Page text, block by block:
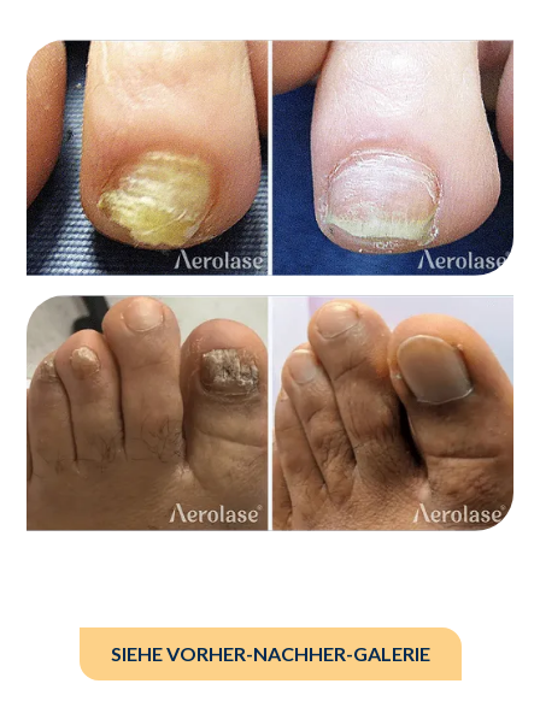
SIEHE VORHER-NACHHER-GALERIE